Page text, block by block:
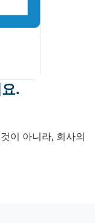
.
이 아니라, 회사의